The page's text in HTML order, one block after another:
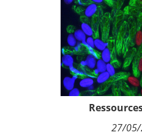
Nous suivre
27/